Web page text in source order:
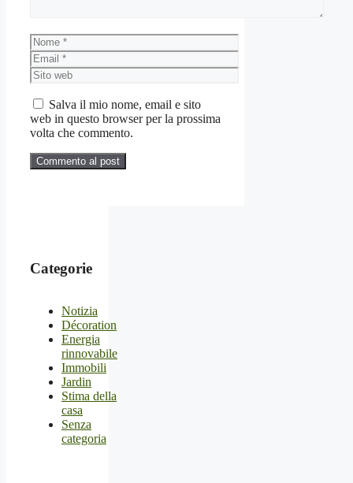
Nome
Email
Sito
web
Salva il mio nome, email e sito
web in questo browser per la prossima
volta che commento.
Categorie
Notizia
Décoration
Energia
rinnovabile
Immobili
Jardin
Stima della
casa
Senza
categoria